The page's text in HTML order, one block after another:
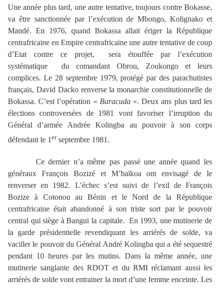
Une année plus tard, une autre tentative, toujours contre Bokasse,
va être sanctionnée par l’exécution de Mbongo, Kolignako et
Mandé. En 1976, quand Bokassa allait ériger la République
centrafricaine en Empire centrafricaine une autre tentative de coup
d’Etat contre ce projet, sera étouffée par l’exécution
systématique du comandant Obrou, Zoukongo et leurs
complices. Le 28 septembre 1979, protégé par des parachutistes
français, David Dacko renverse la monarchie constitutionnelle de
Bokassa. C’est l’opération « Baracuda». Deux ans plus tard les
élections controversées de 1981 vont favoriser l’irruption du
Général d’armée Andrée Kolingba au pouvoir à son corps
défendant le 1 erseptembre 1981.
Ce dernier n’a même pas passé une année quand les
généraux François Bozizé et M’baïkoa ont envisagé de le
renverser en 1982. L’échec s’est suivi de l’exil de François
Bozize à Cotonou au Bénin et le Nord de la République
centrafricaine était abandonné à son triste sort par le pouvoir
central qui siège à Bangui la capitale. En 1993, une mutinerie de
la garde présidentielle revendiquant les arriérés de solde, va
vaciller le pouvoir du Général André Kolingba qui a été sequestré
pendant 10 heures par les mutins. Dans la même année, une
mutinerie sanglante des RDOT et du RMI réclamant aussi les
arriérés de solde vont entrainer la mort d’une femme enceinte. Les